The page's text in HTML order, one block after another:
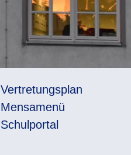
Vertretungsplan
Mensamenü
Schulportal